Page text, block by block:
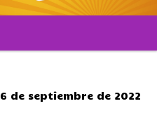
6 de septiembre de 2022